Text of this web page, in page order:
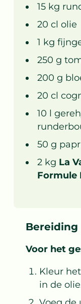
15 kg
20 clolie
1 kg
250 g
200 g
20 cl
10 l
50 g
2 kg La
Formule
Bereiding
Voor het
Kleur
in de